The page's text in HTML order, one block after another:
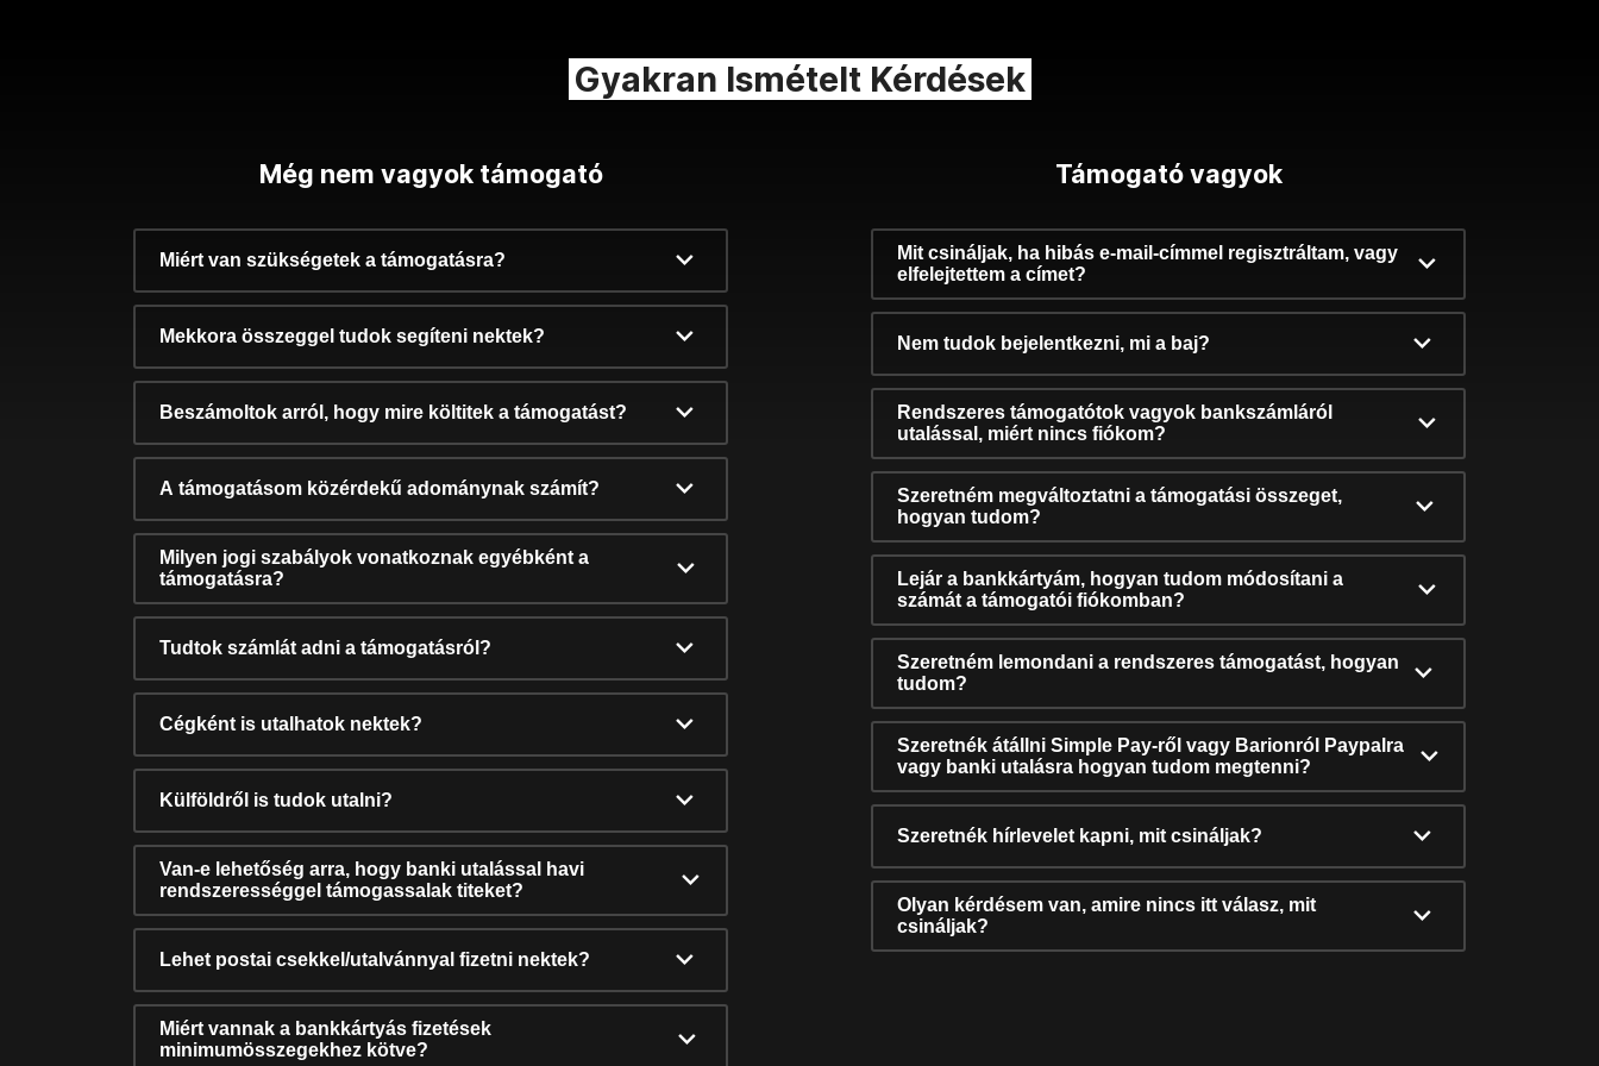
Gyakran Ismételt Kérdések
Még nem vagyok támogató
Miért van szükségetek a támogatásra?
Mekkora összeggel tudok segíteni nektek?
Beszámoltok arról, hogy mire költitek a támogatást?
A támogatásom közérdekű adománynak számít?
Milyen jogi szabályok vonatkoznak egyébként a
támogatásra?
Tudtok számlát adni a támogatásról?
Cégként is utalhatok nektek?
Külföldről is tudok utalni?
Van-e lehetőség arra, hogy banki utalással havi
rendszerességgel támogassalak titeket?
Lehet postai csekkel/utalvánnyal fizetni nektek?
Miért vannak a bankkártyás fizetések
minimumösszegekhez kötve?
Támogató vagyok
Mit csináljak, ha hibás e-mail-címmel regisztráltam, vagy
elfelejtettem a címet?
Nem tudok bejelentkezni, mi a baj?
Rendszeres támogatótok vagyok bankszámláról
utalással, miért nincs fiókom?
Szeretném megváltoztatni a támogatási összeget,
hogyan tudom?
Lejár a bankkártyám, hogyan tudom módosítani a
számát a támogatói fiókomban?
Szeretném lemondani a rendszeres támogatást, hogyan
tudom?
Szeretnék átállni Simple Pay-ről vagy Barionról Paypalra
vagy banki utalásra hogyan tudom megtenni?
Szeretnék hírlevelet kapni, mit csináljak?
Olyan kérdésem van, amire nincs itt válasz, mit
csináljak?